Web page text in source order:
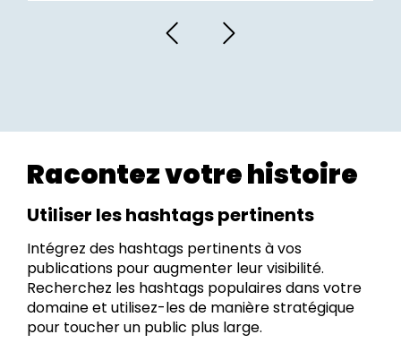
Racontez votre histoire
Utiliser les hashtags pertinents
Intégrez des hashtags pertinents à vos
publications pour augmenter leur visibilité.
Recherchez les hashtags populaires dans votre
domaine et utilisez-les de manière stratégique
pour toucher un public plus large.